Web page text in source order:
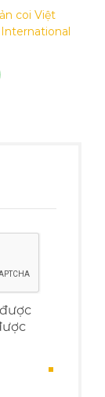
coi Việt